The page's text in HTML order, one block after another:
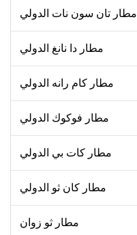
مطار تان سون نات الدولي
مطار دا نانغ الدولي
مطار كام رانه الدولي
مطار فوكوك الدولي
مطار كات بي الدولي
مطار كان ثو الدولي
مطار ثو زوان